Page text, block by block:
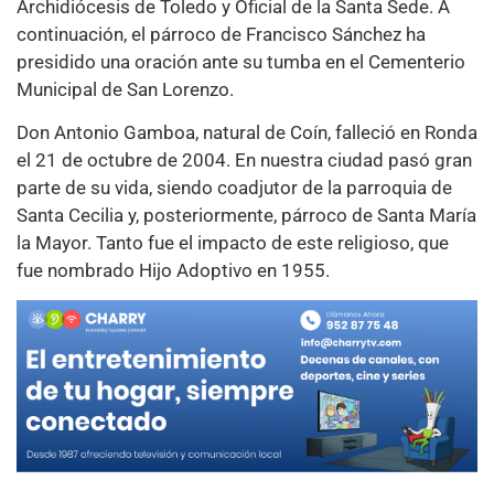
Archidiócesis de Toledo y Oficial de la Santa Sede. A
continuación, el párroco de Francisco Sánchez ha
presidido una oración ante su tumba en el Cementerio
Municipal de San Lorenzo.
Don Antonio Gamboa, natural de Coín, falleció en Ronda
el 21 de octubre de 2004. En nuestra ciudad pasó gran
parte de su vida, siendo coadjutor de la parroquia de
Santa Cecilia y, posteriormente, párroco de Santa María
la Mayor. Tanto fue el impacto de este religioso, que
fue nombrado Hijo Adoptivo en 1955.